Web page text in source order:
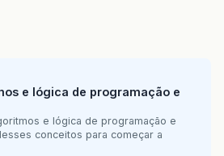
e lógica de programação e
e lógica de programação e
conceitos para começar a